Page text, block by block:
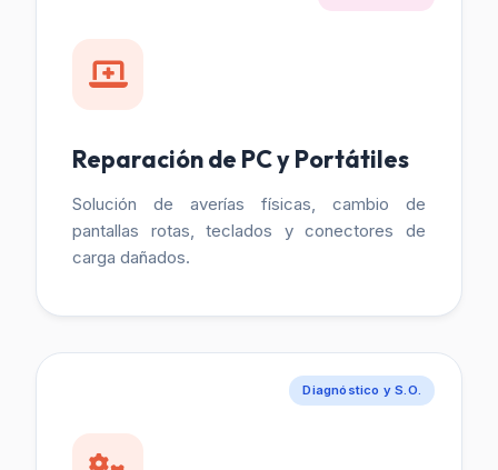
Reparación de PC y Portátiles
Solución de averías físicas, cambio de
pantallas rotas, teclados y conectores de
carga dañados.
Diagnóstico y S.O.